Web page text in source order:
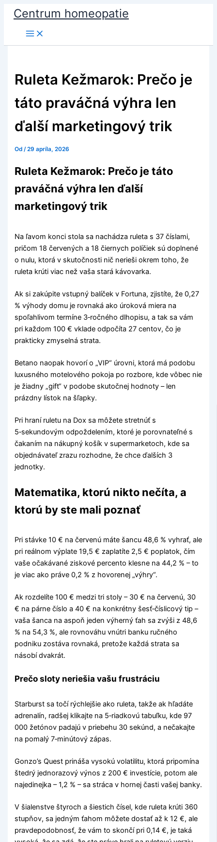
Preskočiť
Centrum homeopatie
Ruleta Kežmarok: Prečo je
táto praváčná výhra len
ďalší marketingový trik
Od /29 apríla, 2026
Ruleta Kežmarok: Prečo je táto
praváčná výhra len ďalší
marketingový trik
Na ľavom konci stola sa nachádza ruleta s 37 číslami,
pričom 18 červených a 18 čiernych políčiek sú doplnené
o nulu, ktorá v skutočnosti nič nerieši okrem toho, že
ruleta krúti viac než vaša stará kávovarka.
Ak si zakúpite vstupný balíček v Fortuna, zjistíte, že 0,27
% výhody domu je rovnaká ako úroková miera na
spoľahlivom termíne 3‑ročného dlhopisu, a tak sa vám
pri každom 100 € vklade odpočíta 27 centov, čo je
prakticky zmyselná strata.
Betano naopak hovorí o „VIP“ úrovni, ktorá má podobu
luxusného motelového pokoja po rozbore, kde vôbec nie
je žiadny „gift“ v podobe skutočnej hodnoty – len
prázdny lístok na šľapky.
Pri hraní ruletu na Dox sa môžete stretnúť s
5‑sekundovým odpoždelením, ktoré je porovnateľné s
čakaním na nákupný košík v supermarketoch, kde sa
objednávateľ zrazu rozhodne, že chce ďalších 3
jednotky.
Matematika, ktorú nikto nečíta, a
ktorú by ste mali poznať
Pri stávke 10 € na červenú máte šancu 48,6 % vyhrať, ale
pri reálnom výplate 19,5 € zaplatíte 2,5 € poplatok, čím
vaše očakávané ziskové percento klesne na 44,2 % – to
je viac ako práve 0,2 % z hovorenej „výhry“.
Ak rozdelíte 100 € medzi tri stoly – 30 € na červenú, 30
€ na párne číslo a 40 € na konkrétny šesť‑číslicový tip –
vaša šanca na aspoň jeden výherný ťah sa zvýši z 48,6
% na 54,3 %, ale rovnováhu vnútri banku ručného
podniku zostáva rovnaká, pretože každá strata sa
násobí dvakrát.
Prečo sloty neriešia vašu frustráciu
Starburst sa točí rýchlejšie ako ruleta, takže ak hľadáte
adrenalín, radšej klikajte na 5‑riadkovú tabuľku, kde 97
000 žetónov padajú v priebehu 30 sekúnd, a nečakajte
na pomalý 7‑minútový zápas.
Gonzo’s Quest prináša vysokú volatilitu, ktorá pripomína
štedrý jednorazový výnos z 200 € investície, potom ale
najedinejka – 1,2 % – sa stráca v hornej časti vašej banky.
V šialenstve štyroch a šiestich čísel, kde ruleta krúti 360
stupňov, sa jedným ťahom môžete dostať až k 12 €, ale
pravdepodobnosť, že vám to skončí pri 0,14 €, je taká